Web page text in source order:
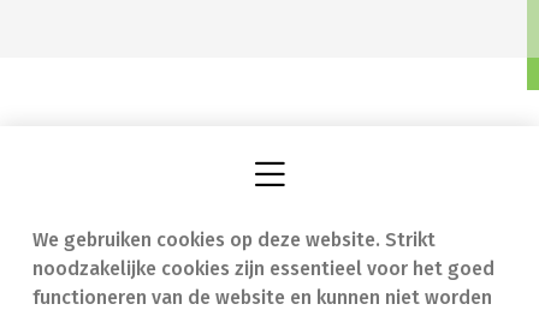
We gebruiken cookies op deze website. Strikt
noodzakelijke cookies zijn essentieel voor het goed
functioneren van de website en kunnen niet worden
Vind een apotheek
Onze expertise
In geval van nood
Contact